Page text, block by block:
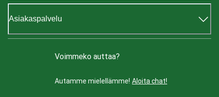
Asiakaspalvelu
Voimmeko auttaa?
Autamme mielellämme! Aloita chat!